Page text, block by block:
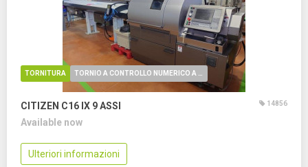
TORNITURA
CITIZEN C16 IX 9 ASSI 14856
Available now
Ulteriori informazioni